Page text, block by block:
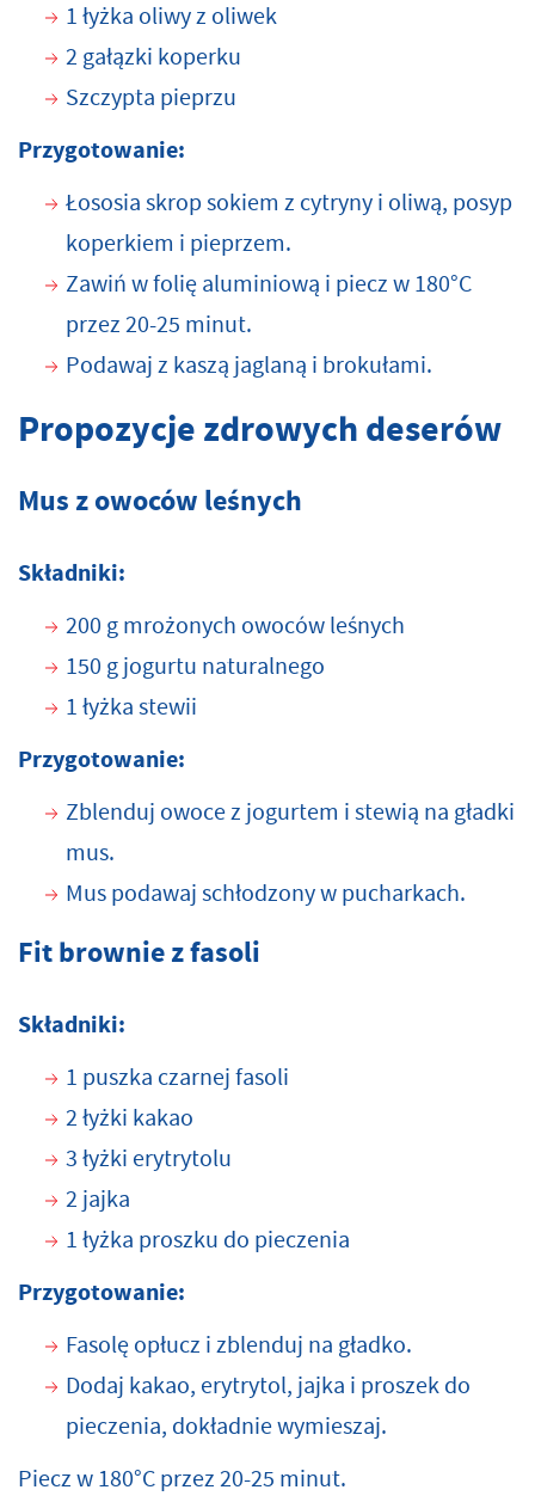
1 łyżka oliwy z oliwek
2 gałązki koperku
Szczypta pieprzu
Przygotowanie:
Łososia skrop sokiem z cytryny i oliwą, posyp
koperkiem i pieprzem.
Zawiń w folię aluminiową i piecz w 180°C
przez 20-25 minut.
Podawaj z kaszą jaglaną i brokułami.
Propozycje zdrowych deserów
Mus z owoców leśnych
Składniki:
200 g mrożonych owoców leśnych
150 g jogurtu naturalnego
1 łyżka stewii
Przygotowanie:
Zblenduj owoce z jogurtem i stewią na gładki
mus.
Mus podawaj schłodzony w pucharkach.
Fit brownie z fasoli
Składniki:
1 puszka czarnej fasoli
2 łyżki kakao
3 łyżki erytrytolu
2 jajka
1 łyżka proszku do pieczenia
Przygotowanie:
Fasolę opłucz i zblenduj na gładko.
Dodaj kakao, erytrytol, jajka i proszek do
pieczenia, dokładnie wymieszaj.
Piecz w 180°C przez 20-25 minut.